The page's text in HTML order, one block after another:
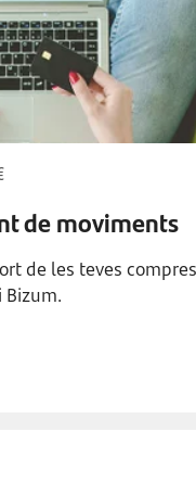
de moviments
de les teves
Bizum.